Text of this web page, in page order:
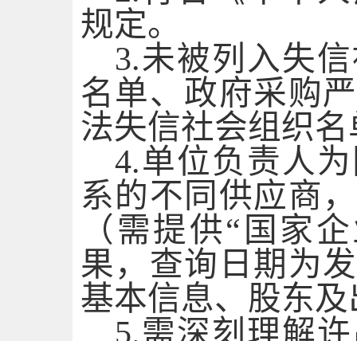
规定。
3.未被列入失
名单、政府采购
法失信社会组织
4.单位负责人
系的不同供应商
（需提供“国家
果，查询日期为
基本信息、股东
5.需深刻理解